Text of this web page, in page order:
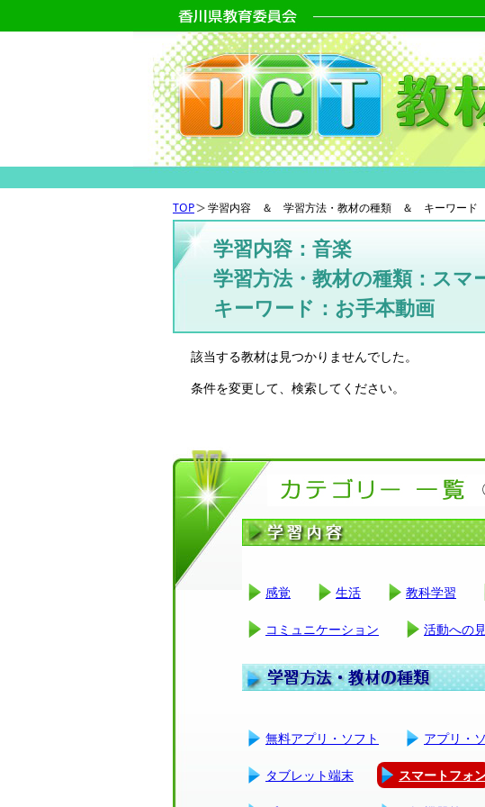
TOP 学習内容 ＆ 学習方法・教材の種類 ＆ キーワード
学習内容：音楽
学習方法・教材の種類：スマ
キーワード：お手本動画
該当する教材は見つかりませんでした。
条件を変更して、検索してください。
感覚
生活 教科学習
コミュニケーション 活動への
無料アプリ・ソフト
アプリ・
タブレット端末 スマートフォ